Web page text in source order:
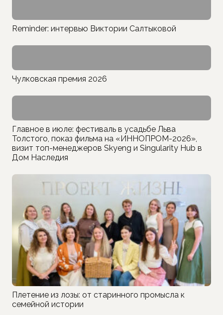
Reminder: интервью Виктории Салтыковой
Чулковская премия 2026
Главное в июле: фестиваль в усадьбе Льва
Толстого, показ фильма на «ИННОПРОМ-2026»,
визит топ-менеджеров Skyeng и Singularity Hub в
Дом Наследия
Плетение из лозы: от старинного промысла к
семейной истории